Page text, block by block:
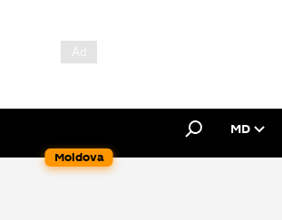
Moldova
MD